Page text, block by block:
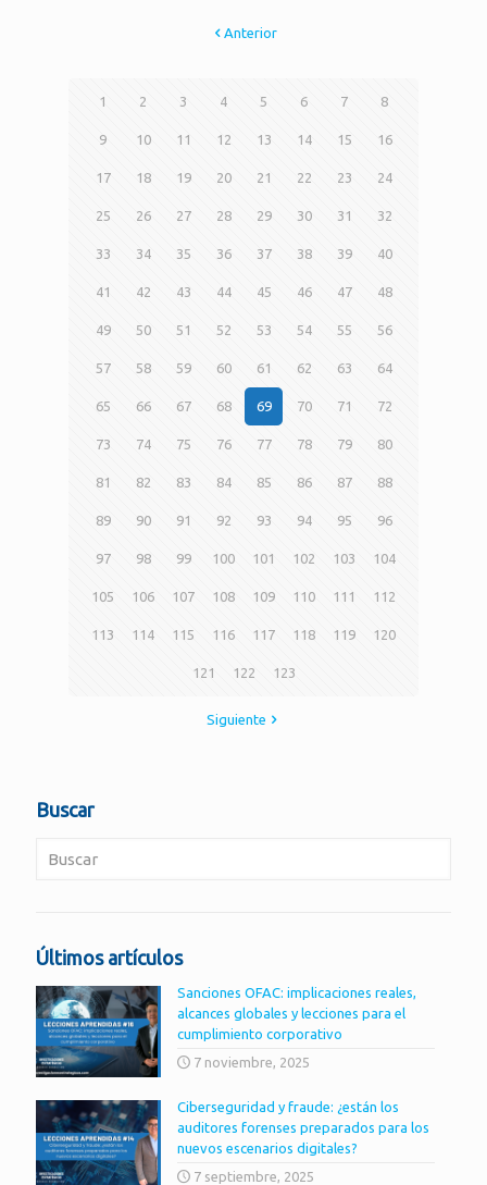
Anterior
1 2 3 4 5 6 7 8
9 10 11 12 13 14 15 16
17 18 19 20 21 22 23 24
25 26 27 28 29 30 31 32
33 34 35 36 37 38 39 40
41 42 43 44 45 46 47 48
49 50 51 52 53 54 55 56
57 58 59 60 61 62 63 64
65 66 67 68 69 70 71 72
73 74 75 76 77 78 79 80
81 82 83 84 85 86 87 88
89 90 91 92 93 94 95 96
97 98 99 100 101 102 103 104
105 106 107 108 109 110 111 112
113 114 115 116 117 118 119 120
121 122 123
Siguiente
Buscar
Últimos artículos
Sanciones OFAC: implicaciones reales,
alcances globales y lecciones para el
cumplimiento corporativo
7 noviembre, 2025
Ciberseguridad y fraude: ¿están los
auditores forenses preparados para los
nuevos escenarios digitales?
7 septiembre, 2025